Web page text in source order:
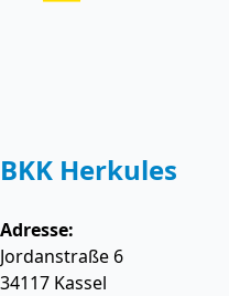
BKK Herkules
Adresse:
Jordanstraße 6
34117 Kassel